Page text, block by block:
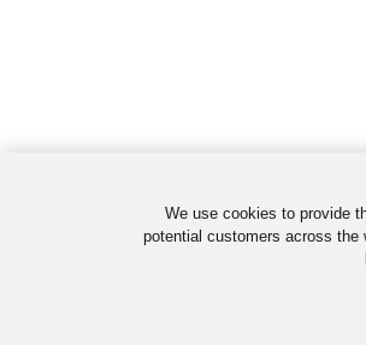
We use cookies to provide
potential customers across